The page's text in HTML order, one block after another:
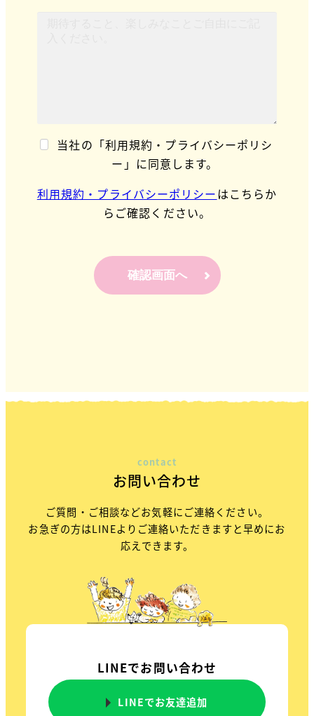
当社の「利用規約・プライバシーポリシ
ー」に同意します。
利用規約・プライバシーポリシーはこちらか
らご確認ください。
確認画面へ
contact
お問い合わせ
ご質問・ご相談などお気軽にご連絡ください。
お急ぎの方はLINEよりご連絡いただきますと早めにお
応えできます。
LINEでお問い合わせ
LINEでお友達追加